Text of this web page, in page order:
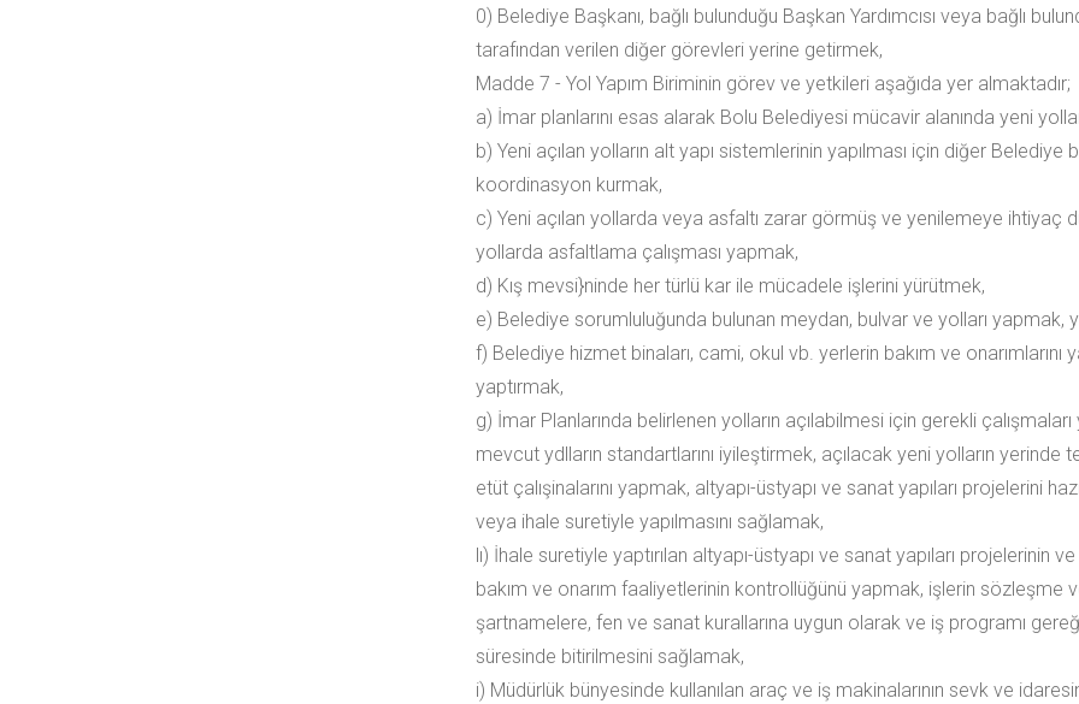
0) Belediye Başkanı, bağlı bulunduğu Başkan Yardımcısı veya bağlı
tarafından verilen diğer görevleri yerine getirmek,
Madde 7 - Yol Yapım Biriminin görev ve yetkileri aşağıda yer almaktadır;
a) İmar planlarını esas alarak Bolu Belediyesi mücavir alanında yeni
b) Yeni açılan yolların alt yapı sistemlerinin yapılması için diğer Belediye
koordinasyon kurmak,
c) Yeni açılan yollarda veya asfaltı zarar görmüş ve yenilemeye ihtiyaç
yollarda asfaltlama çalışması yapmak,
d) Kış mevsi}ninde her türlü kar ile mücadele işlerini yürütmek,
e) Belediye sorumluluğunda bulunan meydan, bulvar ve yolları yapmak,
f) Belediye hizmet binaları, cami, okul vb. yerlerin bakım ve onarımlarını
yaptırmak,
g) İmar Planlarında belirlenen yolların açılabilmesi için gerekli
mevcut ydlların standartlarını iyileştirmek, açılacak yeni yolların yerinde
etüt çalışinalarını yapmak, altyapı-üstyapı ve sanat yapıları projelerini
veya ihale suretiyle yapılmasını sağlamak,
lı) İhale suretiyle yaptırılan altyapı-üstyapı ve sanat yapıları projelerinin
bakım ve onarım faaliyetlerinin kontrollüğünü yapmak, işlerin sözleşme
şartnamelere, fen ve sanat kurallarına uygun olarak ve iş programı
süresinde bitirilmesini sağlamak,
i) Müdürlük bünyesinde kullanılan araç ve iş makinalarının sevk ve